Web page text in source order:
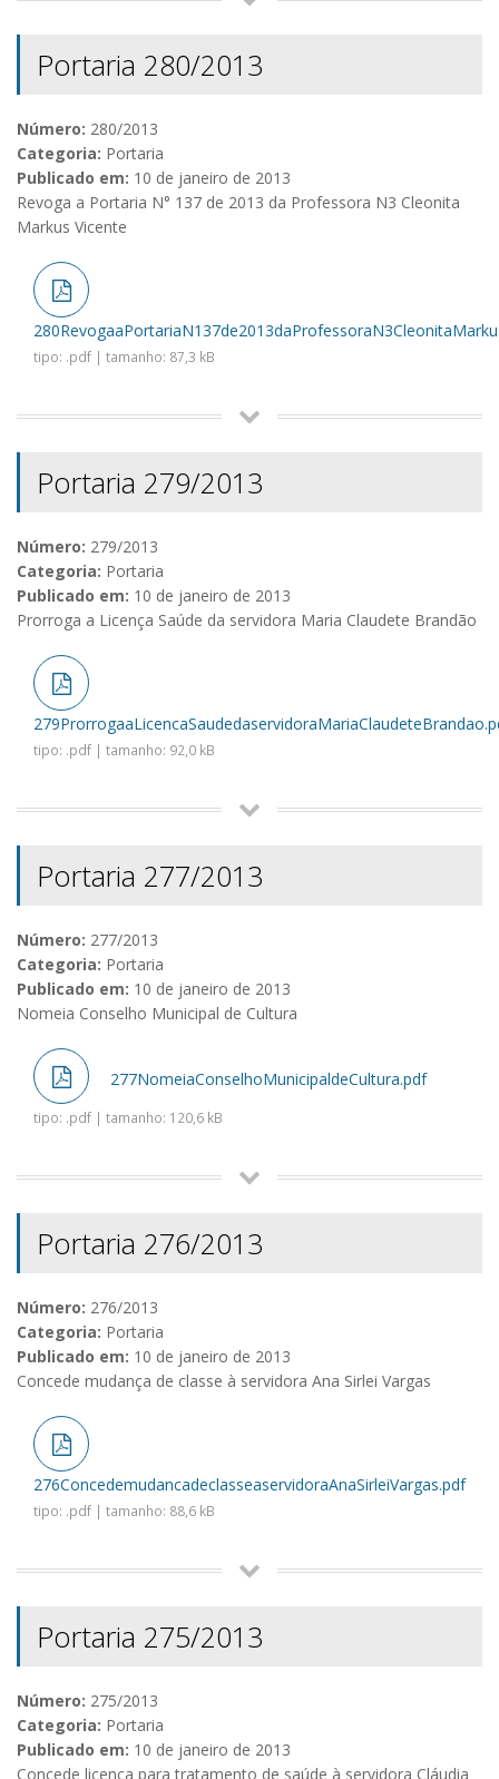
Portaria 280/2013
Número: 280/2013
Categoria: Portaria
Publicado em: 10 de janeiro de 2013
Revoga a Portaria N° 137 de 2013 da Professora N3 Cleonita
Markus Vicente
tipo: .pdf | tamanho: 87,3 kB
Portaria 279/2013
Número: 279/2013
Categoria: Portaria
Publicado em: 10 de janeiro de 2013
Prorroga a Licença Saúde da servidora Maria Claudete Brandão
tipo: .pdf | tamanho: 92,0 kB
Portaria 277/2013
Número: 277/2013
Categoria: Portaria
Publicado em: 10 de janeiro de 2013
Nomeia Conselho Municipal de Cultura
277NomeiaConselhoMunicipaldeCultura.pdf
tipo: .pdf | tamanho: 120,6 kB
Portaria 276/2013
Número: 276/2013
Categoria: Portaria
Publicado em: 10 de janeiro de 2013
Concede mudança de classe à servidora Ana Sirlei Vargas
276ConcedemudancadeclasseaservidoraAnaSirleiVargas.pdf
tipo: .pdf | tamanho: 88,6 kB
Portaria 275/2013
Número: 275/2013
Categoria: Portaria
Publicado em: 10 de janeiro de 2013
Concede licença para tratamento de saúde à servidora Cláudia